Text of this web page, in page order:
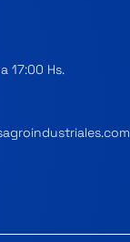
17:00 Hs.